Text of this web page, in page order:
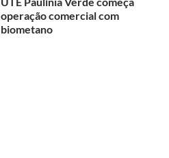
operação comercial com
biometano